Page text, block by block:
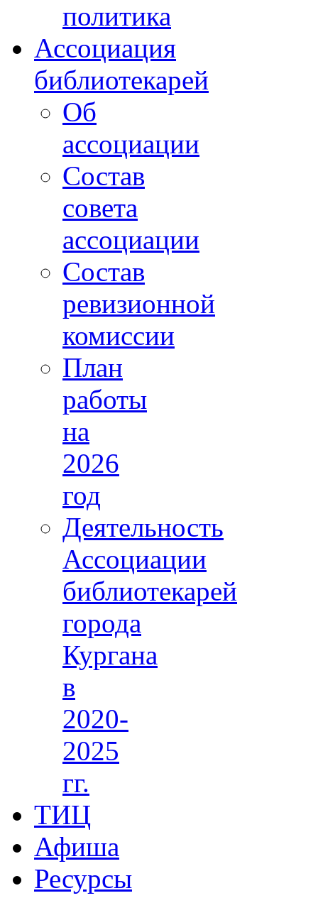
политика
Ассоциация
библиотекарей
Об
ассоциации
Состав
совета
ассоциации
Состав
ревизионной
комиссии
План
работы
на
2026
год
Деятельность
Ассоциации
библиотекарей
города
Кургана
в
2020-
2025
гг.
ТИЦ
Афиша
Ресурсы